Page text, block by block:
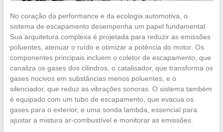
No coração da performance e da ecologia automotiva, o
sistema de escapamento desempenha um papel fundamental.
Sua arquitetura complexa é projetada para reduzir as emissões
poluentes, atenuar o ruído e otimizar a potência do motor. Os
componentes principais incluem o coletor de escapamento, que
canaliza os gases dos cilindros, o catalisador, que transforma os
gases nocivos em substâncias menos poluentes, e o
silenciador, que reduz as vibrações sonoras. O sistema também
é equipado com um tubo de escapamento, que evacua os
gases para o exterior, e uma sonda lambda, essencial para
ajustar a mistura ar-combustível e monitorar as emissões.